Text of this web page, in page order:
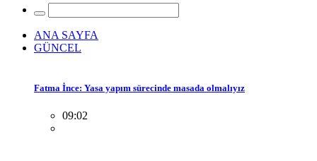
ANA SAYFA
GÜNCEL
Fatma İnce: Yasa yapım sürecinde masada olmalıyız
09:02